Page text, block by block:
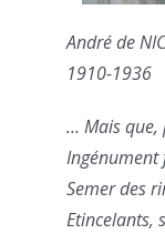
André de
1910-1936
… Mais que,
Ingénument
Semer des
Etincelants,